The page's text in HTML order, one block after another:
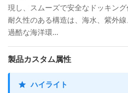
現し、スムーズで安全なドッキン
耐久性のある構造は、海水、紫外
過酷な海洋環...
製品カスタム属性
ハイライト